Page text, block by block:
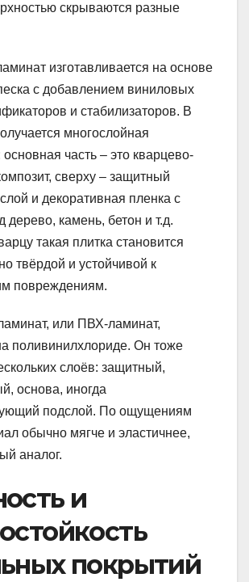
скрываются разные
изготавливается на основе
с добавлением виниловых
и стабилизаторов. В
многослойная
основная часть – это кварцево-
сверху – защитный
и декоративная пленка с
дерево, камень, бетон и т.д.
такая плитка становится
твёрдой и устойчивой к
повреждениям.
или ПВХ-ламинат,
поливинилхлориде. Он тоже
слоёв: защитный,
основа, иногда
подслой. По ощущениям
обычно мягче и эластичнее,
аналог.
и
покрытий